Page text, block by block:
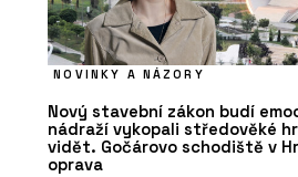
NOVINKY A NÁZORY
Nový stavební zákon budí
nádraží vykopali středověké
vidět. Gočárovo schodiště v
oprava